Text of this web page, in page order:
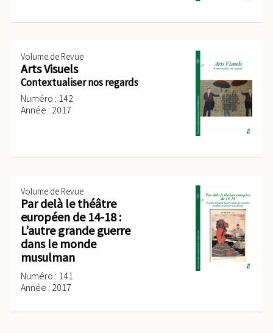
Volume de Revue
Arts Visuels
Contextualiser nos regards
Numéro : 142
Année : 2017
Volume de Revue
Par delà le théâtre
européen de 14-18 :
L’autre grande guerre
dans le monde
musulman
Numéro : 141
Année : 2017